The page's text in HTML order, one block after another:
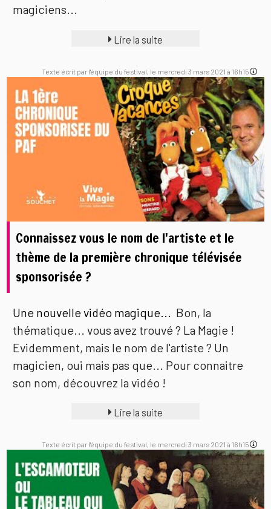
magiciens...
Lire la suite
Texte écrit par l'équipe du festival, le mercredi 3 mars 2021 à 16h15
Connaissez vous le nom de l'artiste et le
thème de la première chronique télévisée
sponsorisée ?
Une nouvelle vidéo magique... Bon, la
thématique... vous avez trouvé ? La Magie !
Evidemment, mais le nom de l'artiste ? Un
magicien, oui mais pas que... Pour connaitre
son nom, découvrez la vidéo !
Lire la suite
Texte écrit par l'équipe du festival, le mercredi 3 mars 2021 à 16h15